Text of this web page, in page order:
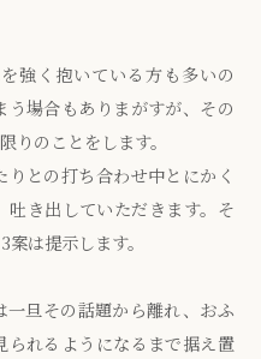
強く抱いている方も多いの
場合もありまがすが、その
りのことをします。
との打ち合わせ中とにかく
き出していただきます。そ
は提示します。
一旦その話題から離れ、おふ
られるようになるまで据え置